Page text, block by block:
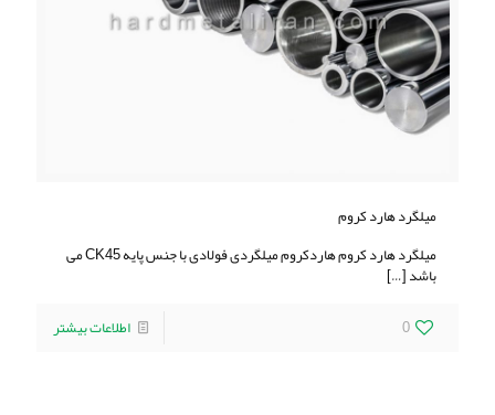
میلگرد هارد کروم
میلگرد هارد کروم هاردكروم ميلگردی فولادی با جنس پايه CK45 می
باشد[…]
0
اطلاعات بیشتر